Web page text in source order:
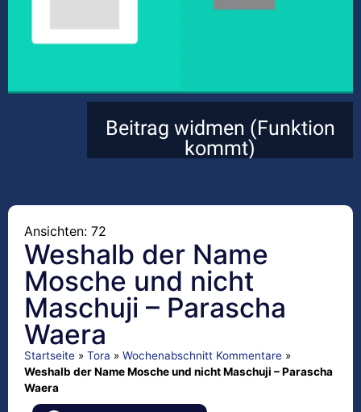
Beitrag widmen (Funktion
kommt)
Ansichten: 72
Weshalb der Name
Mosche und nicht
Maschuji – Parascha
Waera
Startseite » Tora » Wochenabschnitt Kommentare »
Weshalb der Name Mosche und nicht Maschuji – Parascha
Waera